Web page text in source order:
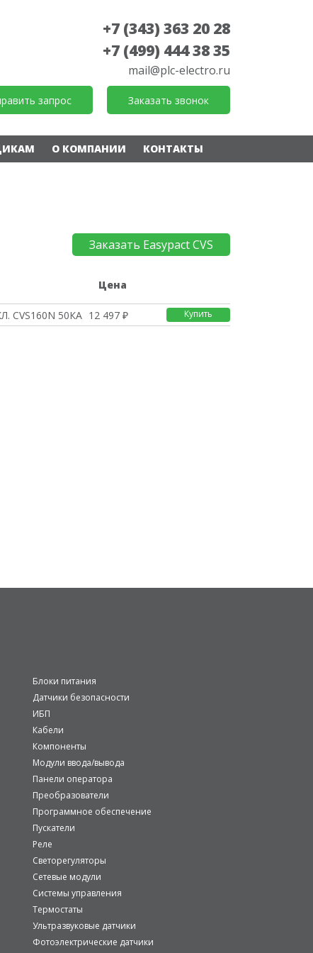
+7 (343) 363 20 28
+7 (499) 444 38 35
mail@plc-electro.ru
запрос Заказать звонок
О КОМПАНИИ КОНТАКТЫ
Заказать Easypact CVS
Цена
CVS160N 50КА TM10
12 497 ₽ Купить
Блоки питания
Датчики безопасности
ИБП
Кабели
Компоненты
Модули ввода/вывода
Панели оператора
Преобразователи
Программное обеспечение
Пускатели
Реле
Светорегуляторы
Сетевые модули
Системы управления
Термостаты
Ультразвуковые датчики
Фотоэлектрические датчики